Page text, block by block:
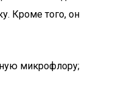
Кроме того, он
микрофлору;